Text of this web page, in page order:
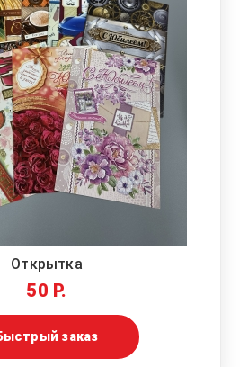
Открытка
50 Р.
заказ